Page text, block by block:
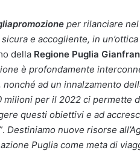
per rilanciare
e accogliente, in
della Regione Puglia
è profondamente
ad un innalzamento
milioni per il 2022 ci permette
questi obiettivi e ad
. Destiniamo nuove risorse
Puglia come meta di